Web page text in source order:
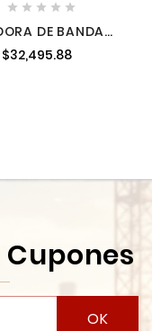
    
DE BANDA 2
VERTICAL Y
$32,495.88
Cupones
OK